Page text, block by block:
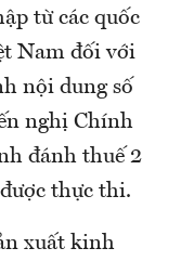
từ các quốc
Nam đối với
nội dung số
nghị Chính
đánh thuế 2
thực thi.
xuất kinh